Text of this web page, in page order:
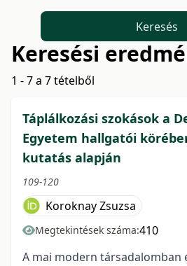
Keresés
Keresési
1 - 7 a 7 tételből
Táplálkozási szokások a
Egyetem hallgatói
kutatás alapján
109-120
Koroknay Zsuzsa
Megtekintések száma:410
A mai modern társadalomban